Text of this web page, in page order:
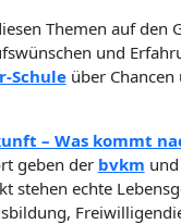
Themen auf den
und
Schuleüber Chancen
– Was kommt
geben der bvkm
stehen echte